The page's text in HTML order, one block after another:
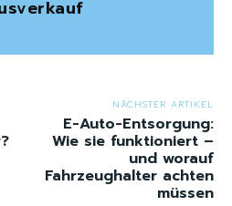
NÄCHSTER ARTIKEL
E-Auto-Entsorgung:
Wie sie funktioniert –
und worauf
Fahrzeughalter achten
müssen